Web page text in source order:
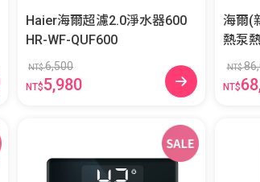
Haier海爾超濾2.0淨水器600
HR-WF-QUF600
NT$6,500
NT$5,980
海爾(
NT$
NT$